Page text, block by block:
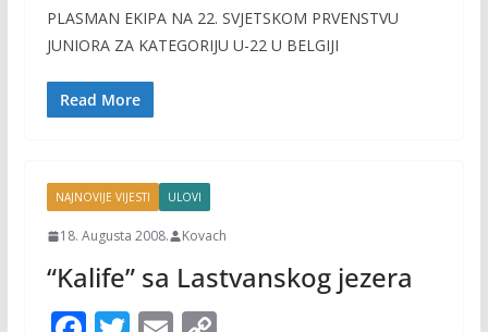
b
o
o
er l y
PLASMAN EKIPA NA 22. SVJETSKOM PRVENSTVU
JUNIORA ZA KATEGORIJU U-22 U BELGIJI
Read More
NAJNOVIJE VIJESTI ULOVI
18. Augusta 2008. Kovach
“Kalife” sa Lastvanskog jezera